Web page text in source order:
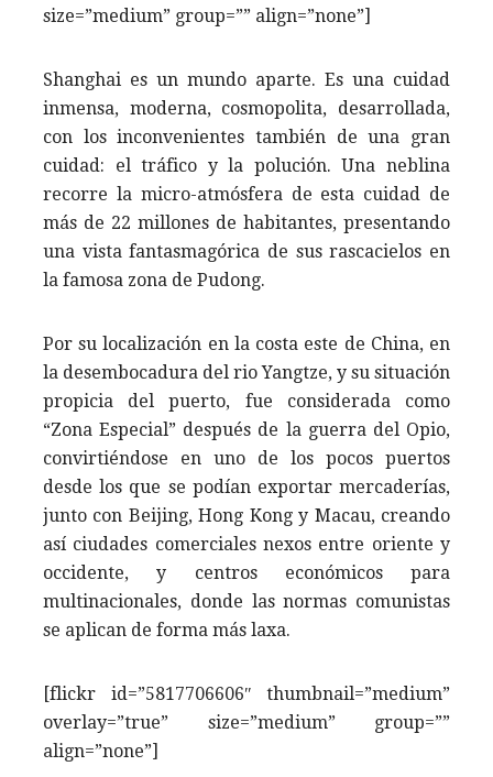
size=”medium” group=”” align=”none”]
Shanghai es un mundo aparte. Es una cuidad
inmensa, moderna, cosmopolita, desarrollada,
con los inconvenientes también de una gran
cuidad: el tráfico y la polución. Una neblina
recorre la micro-atmósfera de esta cuidad de
más de 22 millones de habitantes, presentando
una vista fantasmagórica de sus rascacielos en
la famosa zona de Pudong.
Por su localización en la costa este de China, en
la desembocadura del rio Yangtze, y su situación
propicia del puerto, fue considerada como
“Zona Especial” después de la guerra del Opio,
convirtiéndose en uno de los pocos puertos
desde los que se podían exportar mercaderías,
junto con Beijing, Hong Kong y Macau, creando
así ciudades comerciales nexos entre oriente y
occidente, y centros económicos para
multinacionales, donde las normas comunistas
se aplican de forma más laxa.
[flickr id=”5817706606″ thumbnail=”medium”
overlay=”true” size=”medium” group=””
align=”none”]